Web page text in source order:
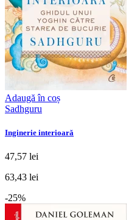
Adaugă în coș
Sadhguru
Inginerie interioară
47,57 lei
63,43 lei
-25%